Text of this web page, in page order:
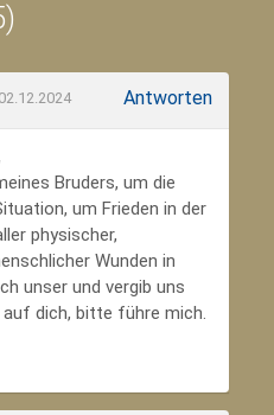
Antworten
Bruders, um die
um Frieden in der
physischer,
Wunden in
unser und vergib uns
auf dich, bitte führe mich.